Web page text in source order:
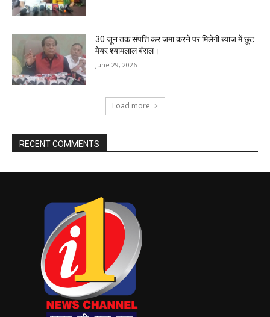
30 जून तक संपत्ति कर जमा करने पर मिलेगी ब्याज में छूट
मेयर श्यामलाल बंसल।
June 29, 2026
Load more
RECENT COMMENTS